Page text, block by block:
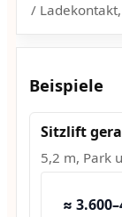
/
Beispiele
Sitzlift
5,2 m, Park
≈